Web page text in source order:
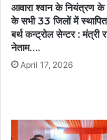
आवारा श्वान के नियंत्रण के
के सभी 33 जिलों में स्थापित
बर्थ कन्ट्रोल सेन्टर : मंत्री
नेताम….
April 17, 2026